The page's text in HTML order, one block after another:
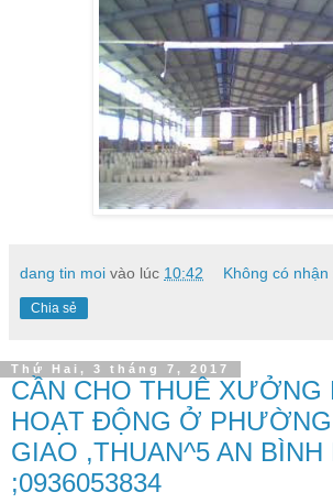
dang tin moi vào lúc 10:42 Không có nhận
Chia sẻ
Thứ Hai, 3 tháng 7, 2017
CẦN CHO THUÊ XƯỞNG
HOẠT ĐỘNG Ở
GIAO ,THUAN^5 AN
;0936053834